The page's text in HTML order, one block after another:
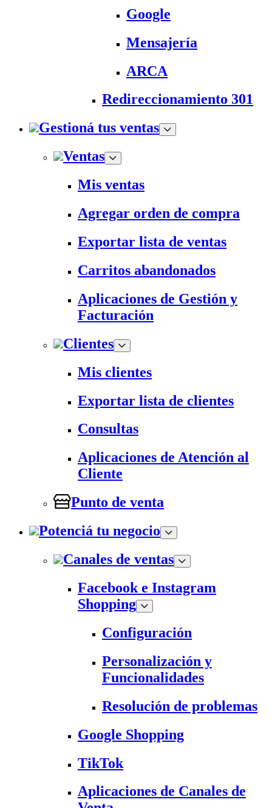
Google
Mensajería
ARCA
Redireccionamiento 301
Gestioná tus ventas
Ventas
Mis ventas
Agregar orden de compra
Exportar lista de ventas
Carritos abandonados
Aplicaciones de Gestión y
Facturación
Clientes
Mis clientes
Exportar lista de clientes
Consultas
Aplicaciones de Atención al
Cliente
Punto de venta
Potenciá tu negocio
Canales de ventas
Facebook e Instagram
Shopping
Configuración
Personalización y
Funcionalidades
Resolución de problemas
Google Shopping
TikTok
Aplicaciones de Canales de